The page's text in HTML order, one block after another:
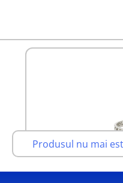
Produsul nu mai